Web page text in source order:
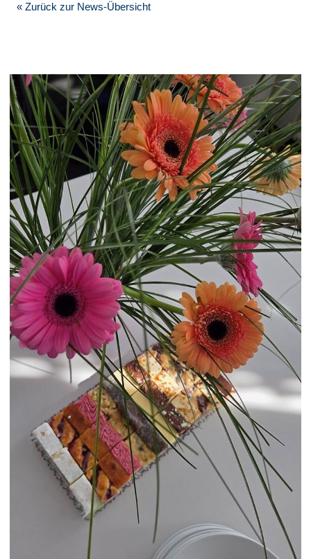
« Zurück zur News-Übersicht